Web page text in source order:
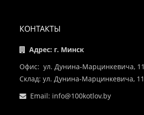
КОНТАКТЫ
Адрес: г. Минск
Офис: ул. Дунина-Марцинкевича, 11
Склад: ул. Дунина-Марцинкевича, 11
Email: info@100kotlov.by